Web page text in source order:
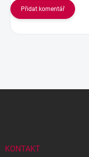
Přidat komentář
KONTAKT